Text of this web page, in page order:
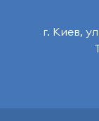
г. Киев,